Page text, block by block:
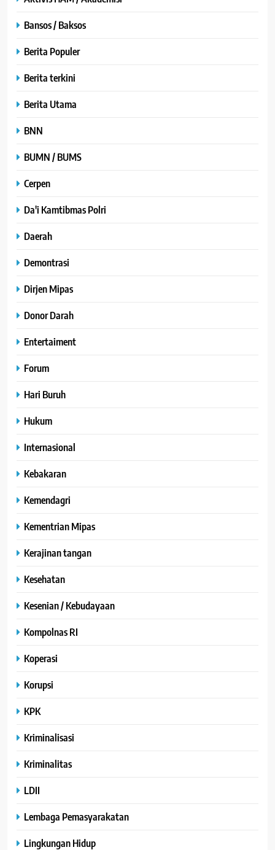
Bansos / Baksos
Berita Populer
Berita terkini
Berita Utama
BNN
BUMN / BUMS
Cerpen
Da'i Kamtibmas Polri
Daerah
Demontrasi
Dirjen Mipas
Donor Darah
Entertaiment
Forum
Hari Buruh
Hukum
Internasional
Kebakaran
Kemendagri
Kementrian Mipas
Kerajinan tangan
Kesehatan
Kesenian / Kebudayaan
Kompolnas RI
Koperasi
Korupsi
KPK
Kriminalisasi
Kriminalitas
LDII
Lembaga Pemasyarakatan
Lingkungan Hidup